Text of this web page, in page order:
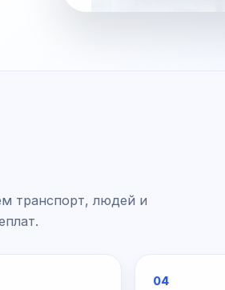
транспорт, людей и
04